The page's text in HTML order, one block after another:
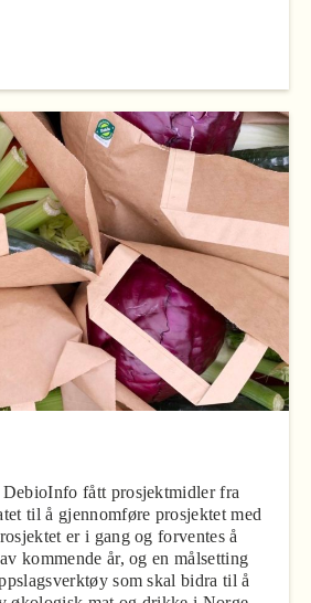
fått prosjektmidler fra
til å gjennomføre prosjektet med
er i gang og forventes å
kommende år, og en målsetting
som skal bidra til å